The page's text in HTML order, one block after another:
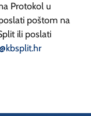
Protokol u
poštom na
ili poslati